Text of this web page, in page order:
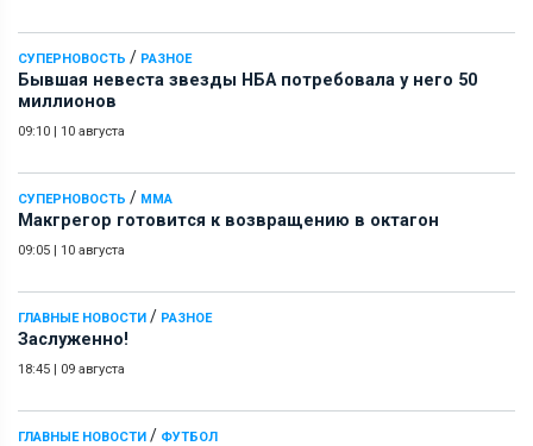
СУПЕРНОВОСТЬ / РАЗНОЕ
Бывшая невеста звезды НБА потребовала у него 50
миллионов
09:10 | 10 августа
СУПЕРНОВОСТЬ / ММА
Макгрегор готовится к возвращению в октагон
09:05 | 10 августа
ГЛАВНЫЕ НОВОСТИ / РАЗНОЕ
Заслуженно!
18:45 | 09 августа
ГЛАВНЫЕ НОВОСТИ / ФУТБОЛ